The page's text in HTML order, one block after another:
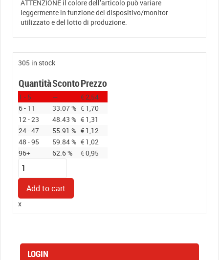
ATTENZIONE il colore dell’articolo può variare
leggermente in funzione del dispositivo/monitor
utilizzato e del lotto di produzione.
305 in stock
QuantitàScontoPrezzo
1 - 5 — €2,54
6 - 11
33.07 % € 1,70
12 - 23
48.43 % € 1,31
24 - 47
55.91 % € 1,12
48 - 95
59.84 % € 1,02
96+
62.6 % €0,95
classica
BRONZO
SCURO
quantity
Add to cart
x
LOGIN